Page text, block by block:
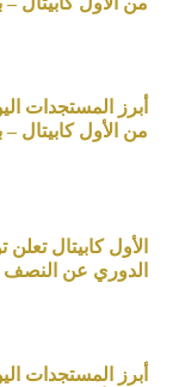
أبرز المستجدات
من الأول كابيتال – بتاريخ:
الدوري عن النصف
أبرز المستجدات